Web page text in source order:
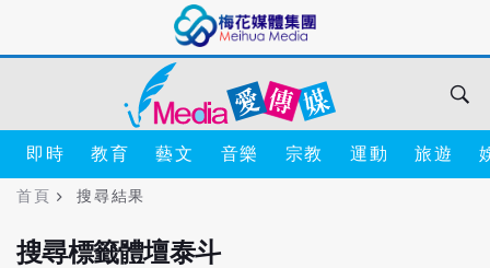
即時 教育 藝文 音樂 宗教 運動 旅遊
首頁 搜尋結果
搜尋標籤體壇泰斗